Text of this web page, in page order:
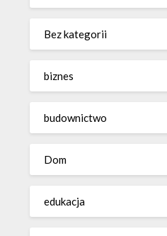
Bez kategorii
biznes
budownictwo
Dom
edukacja